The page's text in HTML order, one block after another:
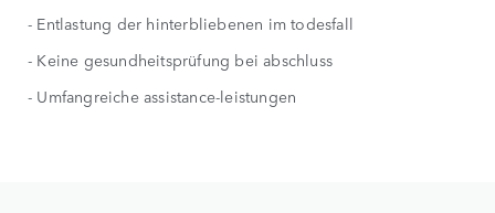
- Entlastung der hinterbliebenen im todesfall​
- Keine gesundheitsprüfung bei abschluss​
- Umfangreiche assistance-leistungen